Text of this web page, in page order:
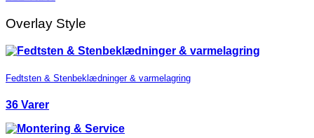
Overlay Style
Fedtsten & Stenbeklædninger & varmelagring
36 Varer